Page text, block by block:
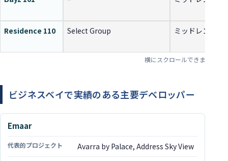
Residence 110 Select Group ミッドレンジ〜
ビジネスベイで実績のある主要デベロッパー
デベロッパー
代表的プロジェクト
Emaar
Avarra by Palace, Address Sky View